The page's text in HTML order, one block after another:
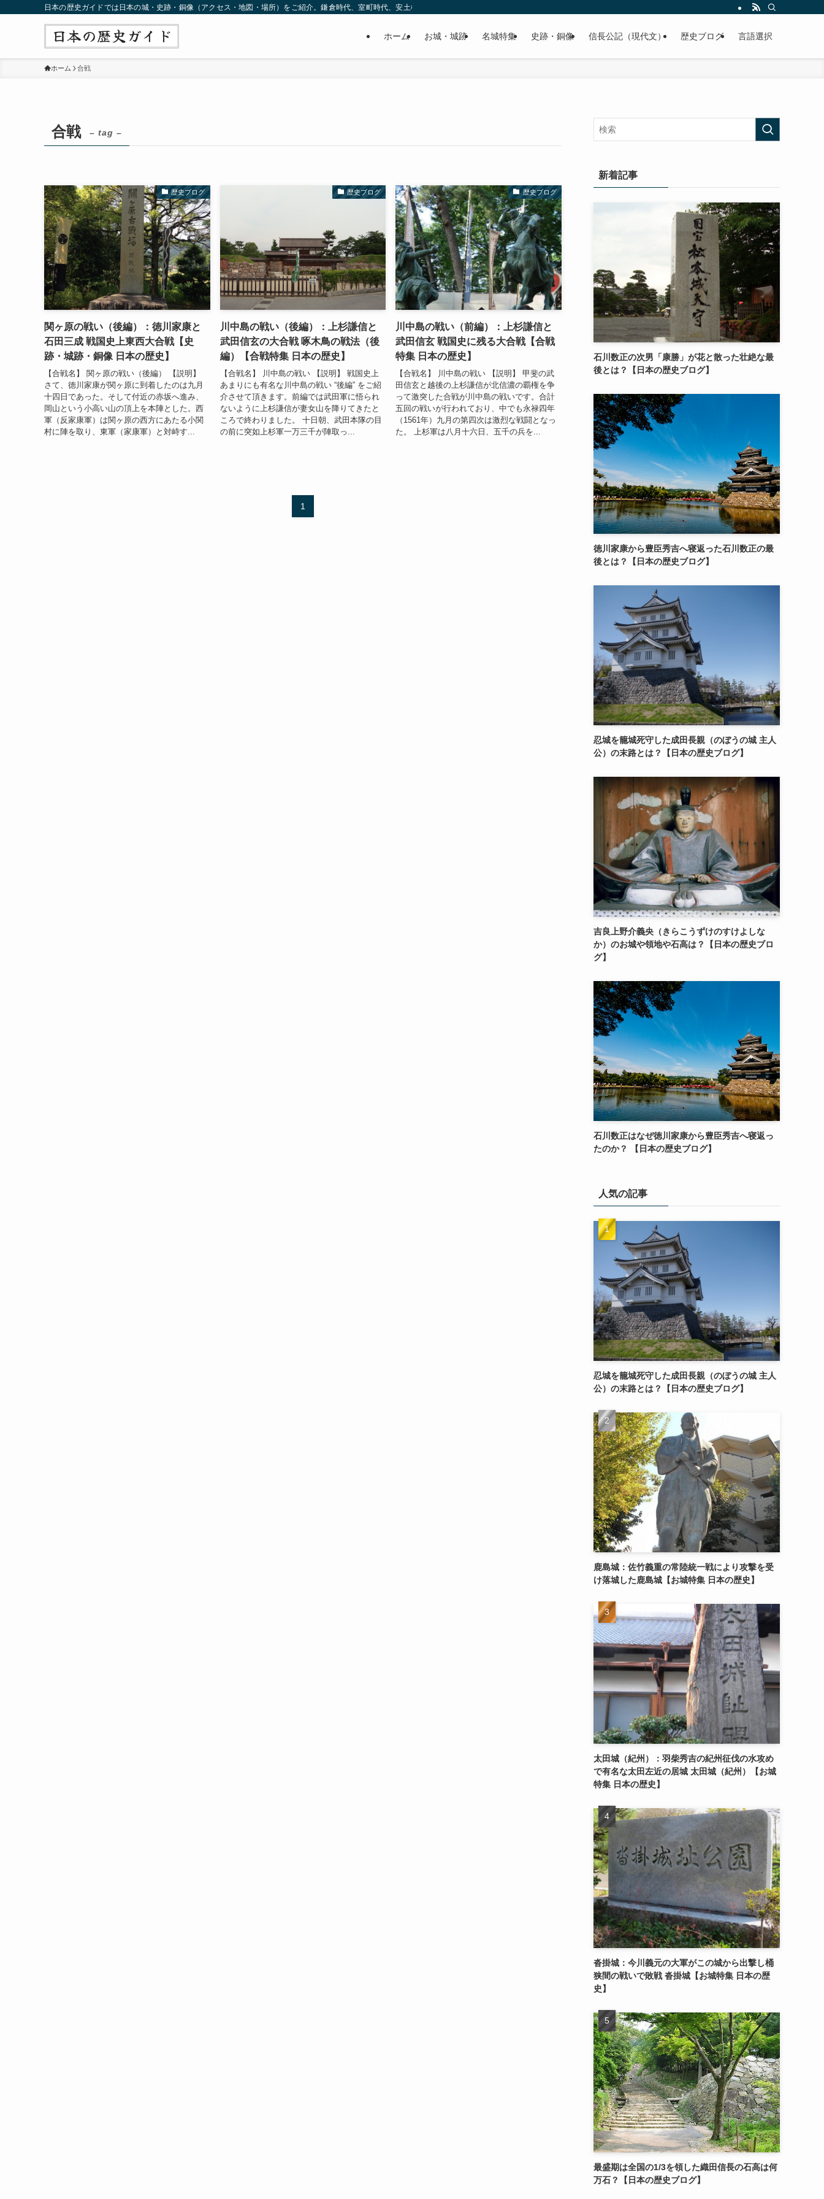
日本の歴史ガイドでは日本の城・史跡・銅像（アクセス・地図・場所）をご紹介。鎌倉時代、室町時代、安土桃山時代（戦国時代）、江戸時代と幅広くご紹介致します。
ホーム お城・城跡 名城特集 史跡・銅像 信長公記（現代文） 歴史ブログ 言語選択
ホーム 合戦
合戦 – tag –
歴史ブログ
関ヶ原の戦い（後編）：徳川家康と
石田三成 戦国史上東西大合戦【史
跡・城跡・銅像 日本の歴史】
【合戦名】 関ヶ原の戦い（後編） 【説明】
さて、徳川家康が関ヶ原に到着したのは九月
十四日であった。そして付近の赤坂へ進み、
岡山という小高い山の頂上を本陣とした。西
軍（反家康軍）は関ヶ原の西方にあたる小関
村に陣を取り、東軍（家康軍）と対峙す...
歴史ブログ
川中島の戦い（後編）：上杉謙信と
武田信玄の大合戦 啄木鳥の戦法（後
編）【合戦特集 日本の歴史】
【合戦名】 川中島の戦い 【説明】 戦国史上
あまりにも有名な川中島の戦い “後編” をご紹
介させて頂きます。前編では武田軍に悟られ
ないように上杉謙信が妻女山を降りてきたと
ころで終わりました。 十日朝、武田本隊の目
の前に突如上杉軍一万三千が陣取っ...
歴史ブログ
川中島の戦い（前編）：上杉謙信と
武田信玄 戦国史に残る大合戦【合戦
特集 日本の歴史】
【合戦名】 川中島の戦い 【説明】 甲斐の武
田信玄と越後の上杉謙信が北信濃の覇権を争
って激突した合戦が川中島の戦いです。合計
五回の戦いが行われており、中でも永禄四年
（1561年）九月の第四次は激烈な戦闘となっ
た。 上杉軍は八月十六日、五千の兵を...
1
新着記事
石川数正の次男「康勝」が花と散った壮絶な最
後とは？【日本の歴史ブログ】
徳川家康から豊臣秀吉へ寝返った石川数正の最
後とは？【日本の歴史ブログ】
忍城を籠城死守した成田長親（のぼうの城 主人
公）の末路とは？【日本の歴史ブログ】
吉良上野介義央（きらこうずけのすけよしな
か）のお城や領地や石高は？【日本の歴史ブロ
グ】
石川数正はなぜ徳川家康から豊臣秀吉へ寝返っ
たのか？ 【日本の歴史ブログ】
人気の記事
忍城を籠城死守した成田長親（のぼうの城 主人
公）の末路とは？【日本の歴史ブログ】
鹿島城：佐竹義重の常陸統一戦により攻撃を受
け落城した鹿島城【お城特集 日本の歴史】
太田城（紀州）：羽柴秀吉の紀州征伐の水攻め
で有名な太田左近の居城 太田城（紀州）【お城
特集 日本の歴史】
沓掛城：今川義元の大軍がこの城から出撃し桶
狭間の戦いで敗戦 沓掛城【お城特集 日本の歴
史】
最盛期は全国の1/3を領した織田信長の石高は何
万石？【日本の歴史ブログ】